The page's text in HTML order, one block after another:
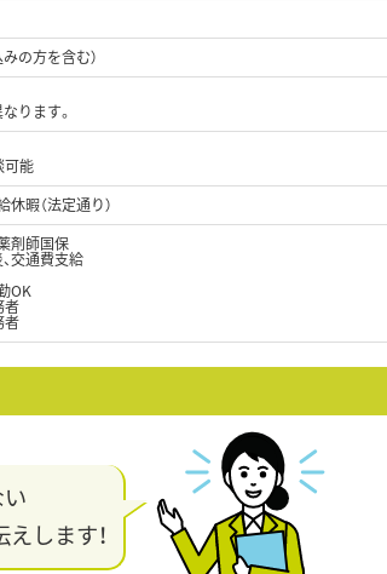
の方を含む）
ります。
可能
暇（法定通り）
剤師国保
交通費支給
OK
者
者
えします！